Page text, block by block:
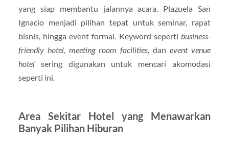
yang siap membantu jalannya acara. Plazuela San
Ignacio menjadi pilihan tepat untuk seminar, rapat
bisnis, hingga event formal. Keyword seperti business-
friendly hotel, meeting room facilities , danevent venue
hotelsering digunakan untuk mencari akomodasi
seperti ini.
Area Sekitar Hotel yang Menawarkan
Banyak Pilihan Hiburan